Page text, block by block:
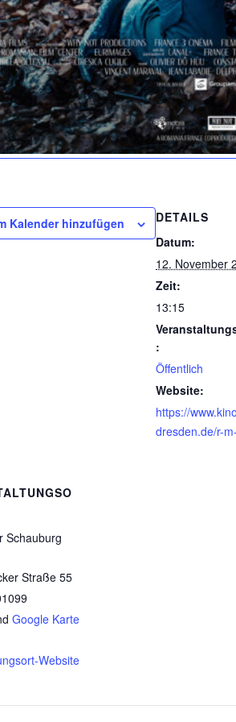
Kalender hinzufügen
DETAILS
Datum:
12. November
Zeit:
13:15
:
Öffentlich
Website:
https://
dresden.de/r-
Schauburg
Straße 55
Google Karte
Website